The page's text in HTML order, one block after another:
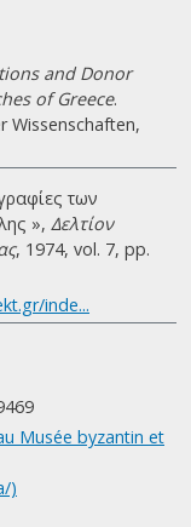
and Donor
of Greece.
Wissenschaften,
των
», Δελτίον
, 1974, vol. 7, pp.
inde...